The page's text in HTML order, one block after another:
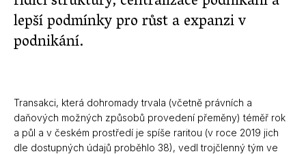
lepší podmínky pro růst a expanzi v
podnikání.
Transakci, která dohromady trvala (včetně právních a
daňových možných způsobů provedení přeměny) téměř rok
a půl a v českém prostředí je spíše raritou (v roce 2019 jich
dle dostupných údajů proběhlo 38), vedl trojčlenný tým ve